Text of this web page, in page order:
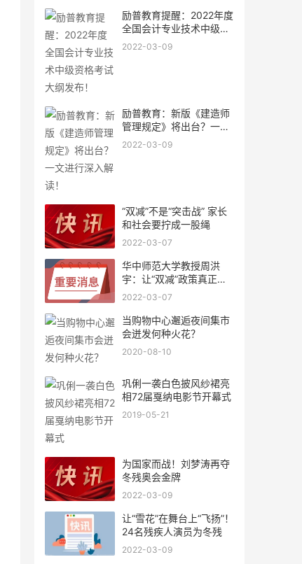
励普教育提醒：2022年度
全国会计专业技术中级资
格考
2022-03-09
励普教育：新版《建造师
管理规定》将出台？一文
进行
2022-03-09
“双减”不是“突击战” 家长
和社会要拧成一股绳
2022-03-07
华中师范大学教授周洪
宇：让“双减”政策真正落
地见
2022-03-07
当购物中心邂逅夜间集市
会迸发何种火花？
2020-08-10
巩俐一袭白色披风纱裙亮
相72届戛纳电影节开幕式
2019-05-21
为国家而战！刘梦涛再夺
冬残奥会金牌
2022-03-09
让“雪花”在舞台上“飞扬”！
24名残疾人演员为冬残
2022-03-09